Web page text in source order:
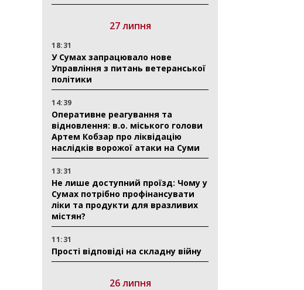
27 липня
18:31
У Сумах запрацювало нове
Управління з питань ветеранської
політики
14:39
Оперативне реагування та
відновлення: в.о. міського голови
Артем Кобзар про ліквідацію
наслідків ворожої атаки на Суми
13:31
Не лише доступний проїзд: Чому у
Сумах потрібно профінансувати
ліки та продукти для вразливих
містян?
11:31
Прості відповіді на складну війну
26 липня